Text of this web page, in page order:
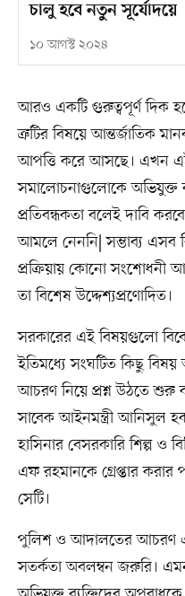
চালু হবে নতুন সূর্যোদয়ে
১০ আগস্ট ২০২৪
আরও একটি গুরুত্বপূর্ণ দিক
ত্রুটির বিষয়ে আন্তর্জাতিক
আপত্তি করে আসছে। এখন
সমালোচনাগুলোকে অভিযুক্ত
প্রতিবন্ধকতা বলেই দাবি
আমলে নেননি| সম্ভাব্য এসব
প্রক্রিয়ায় কোনো সংশোধনী
তা বিশেষ উদ্দেশ্যপ্রণোদিত।
সরকারের এই বিষয়গুলো
ইতিমধ্যে সংঘটিত কিছু
আচরণ নিয়ে প্রশ্ন উঠতে শুরু
সাবেক আইনমন্ত্রী আনিসুল হক
হাসিনার বেসরকারি শিল্প ও
এফ রহমানকে গ্রেপ্তার করার
সেটি।
পুলিশ ও আদালতের আচরণ এবং
সতর্কতা অবলম্বন জরুরি।